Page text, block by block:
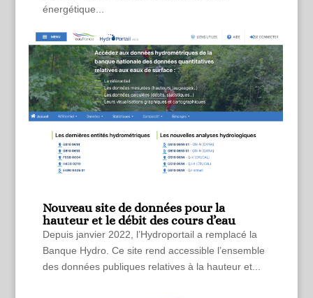
énergétique...
Nouveau site de données pour la
hauteur et le débit des cours d’eau
Depuis janvier 2022, l’Hydroportail a remplacé la
Banque Hydro. Ce site rend accessible l’ensemble
des données publiques relatives à la hauteur et...